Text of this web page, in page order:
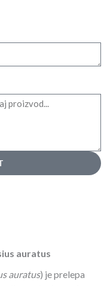
auratus
auratus) je prelepa